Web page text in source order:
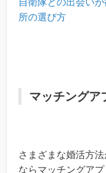
所の選び方
マッチングア
さまざまな婚活方
ならマッチングア